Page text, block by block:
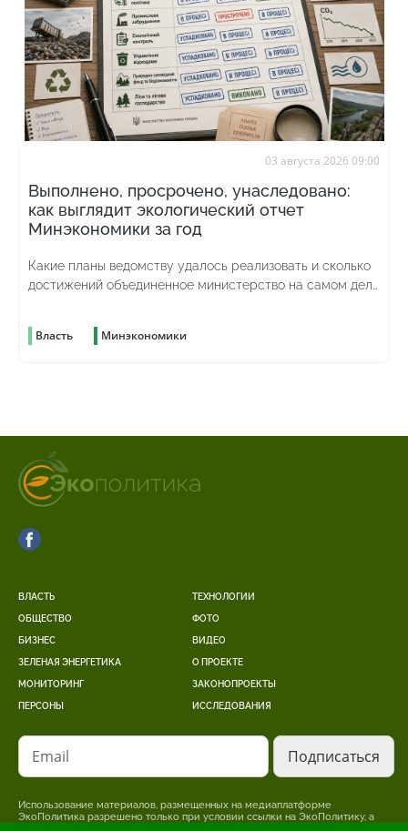
03 августа 2026 09:00
Выполнено, просрочено, унаследовано:
как выглядит экологический отчет
Минэкономики за год
Какие планы ведомству удалось реализовать и сколько
достижений объединенное министерство на самом деле
Власть Минэкономики
ВЛАСТЬ
ОБЩЕСТВО
БИЗНЕС
ЗЕЛЕНАЯ ЭНЕРГЕТИКА
МОНИТОРИНГ
ПЕРСОНЫ
ТЕХНОЛОГИИ
ФОТО
ВИДЕО
О ПРОЕКТЕ
ЗАКОНОПРОЕКТЫ
ИССЛЕДОВАНИЯ
Email
Использование материалов, размещенных на медиаплатформе
ЭкоПолитика разрешено только при условии ссылки на ЭкоПолитику, а